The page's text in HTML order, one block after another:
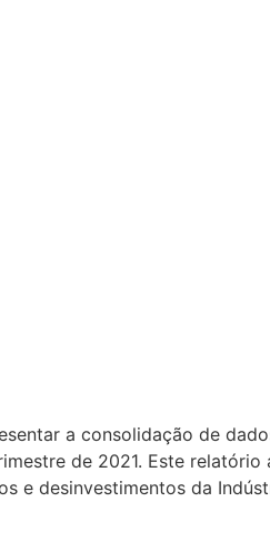
a consolidação de
de 2021. Este relatório
e desinvestimentos da